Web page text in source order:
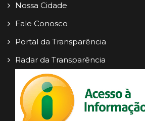
Nossa Cidade
Fale Conosco
Portal da Transparência
Radar da Transparência